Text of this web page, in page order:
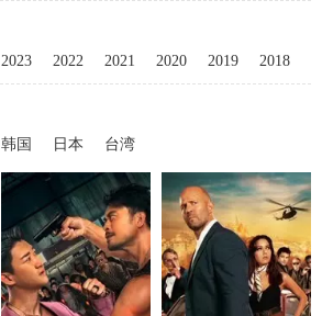
2023 2022 2021 2020 2019 2018
韩国 日本 台湾